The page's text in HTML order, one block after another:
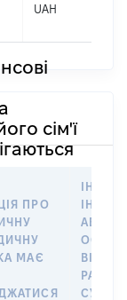
UAH
сім'ї
ПРО
МАЄ
ІНШУ
АБО